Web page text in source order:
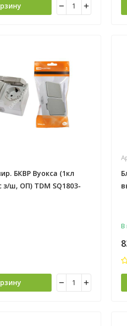
БКВР Вуокса (1кл
з/ш, ОП) TDM SQ1803-
В